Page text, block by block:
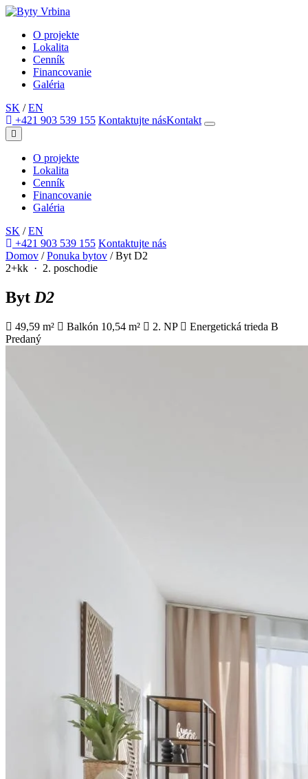
O projekte
Lokalita
Cenník
Financovanie
Galéria
SK / EN
+421 903 539 155 Kontaktujte násKontakt
O projekte
Lokalita
Cenník
Financovanie
Galéria
SK / EN
+421 903 539 155 Kontaktujte nás
Domov / Ponuka bytov / Byt D2
2+kk · 2. poschodie
Byt D2
49,59 m² Balkón 10,54 m² 2. NP
Energetická trieda B
Predaný